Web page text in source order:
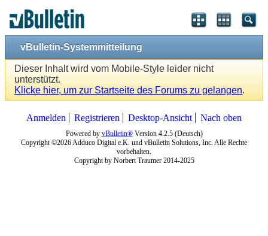
vBulletin-Systemmitteilung
Dieser Inhalt wird vom Mobile-Style leider nicht
unterstützt.
Klicke hier, um zur Startseite des Forums zu gelangen.
Anmelden Registrieren Desktop-Ansicht Nach oben
Powered by vBulletin®Version 4.2.5 (Deutsch)
Copyright ©2026 Adduco Digital e.K. und vBulletin Solutions, Inc. Alle Rechte
vorbehalten.
Copyright by Norbert Traumer 2014-2025